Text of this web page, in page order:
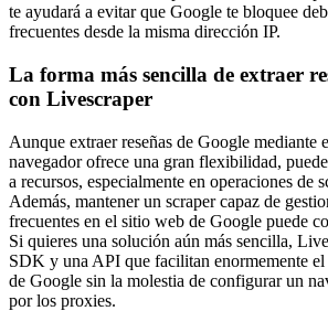
te ayudará a evitar que Google te bloquee
frecuentes desde la misma dirección IP.
La forma más sencilla de extraer
con Livescraper
Aunque extraer reseñas de Google mediante
navegador ofrece una gran flexibilidad,
a recursos, especialmente en operaciones de
Además, mantener un scraper capaz de
frecuentes en el sitio web de Google puede
Si quieres una solución aún más sencilla,
SDK y una API que facilitan enormemente el
de Google sin la molestia de configurar un
por los proxies.